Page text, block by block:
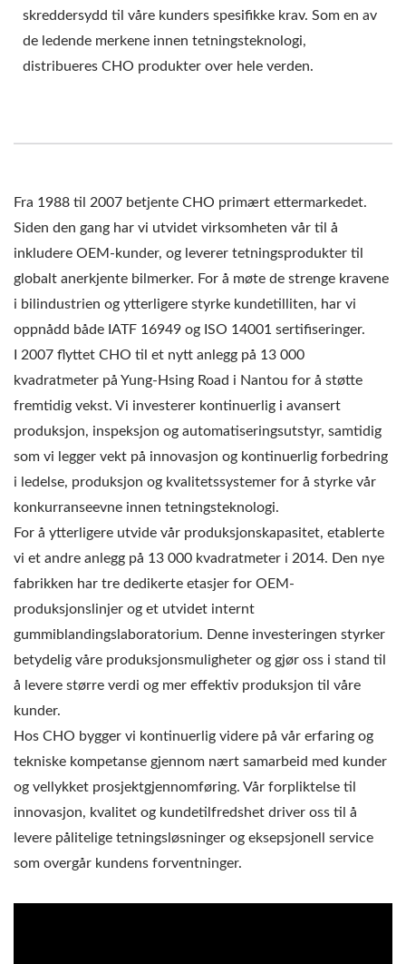
skreddersydd til våre kunders spesifikke krav. Som en av
de ledende merkene innen tetningsteknologi,
distribueres CHO produkter over hele verden.
Fra 1988 til 2007 betjente CHO primært ettermarkedet.
Siden den gang har vi utvidet virksomheten vår til å
inkludere OEM-kunder, og leverer tetningsprodukter til
globalt anerkjente bilmerker. For å møte de strenge kravene
i bilindustrien og ytterligere styrke kundetilliten, har vi
oppnådd både IATF 16949 og ISO 14001 sertifiseringer.
I 2007 flyttet CHO til et nytt anlegg på 13 000
kvadratmeter på Yung-Hsing Road i Nantou for å støtte
fremtidig vekst. Vi investerer kontinuerlig i avansert
produksjon, inspeksjon og automatiseringsutstyr, samtidig
som vi legger vekt på innovasjon og kontinuerlig forbedring
i ledelse, produksjon og kvalitetssystemer for å styrke vår
konkurranseevne innen tetningsteknologi.
For å ytterligere utvide vår produksjonskapasitet, etablerte
vi et andre anlegg på 13 000 kvadratmeter i 2014. Den nye
fabrikken har tre dedikerte etasjer for OEM-
produksjonslinjer og et utvidet internt
gummiblandingslaboratorium. Denne investeringen styrker
betydelig våre produksjonsmuligheter og gjør oss i stand til
å levere større verdi og mer effektiv produksjon til våre
kunder.
Hos CHO bygger vi kontinuerlig videre på vår erfaring og
tekniske kompetanse gjennom nært samarbeid med kunder
og vellykket prosjektgjennomføring. Vår forpliktelse til
innovasjon, kvalitet og kundetilfredshet driver oss til å
levere pålitelige tetningsløsninger og eksepsjonell service
som overgår kundens forventninger.